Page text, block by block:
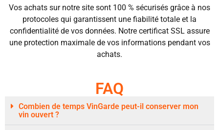
Vos achats sur notre site sont 100 % sécurisés grâce à nos
protocoles qui garantissent une fiabilité totale et la
confidentialité de vos données. Notre certificat SSL assure
une protection maximale de vos informations pendant vos
achats.
FAQ
Combien de temps VinGarde peut-il conserver mon
vin ouvert ?